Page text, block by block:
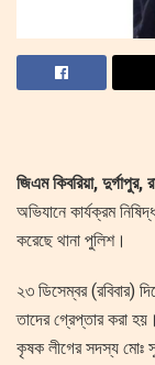
জিএম কিবরিয়া, দুর্গাপুর,
অভিযানে কার্যক্রম
করেছে থানা পুলিশ।
২৩ ডিসেম্বর (রবিবার)
তাদের গ্রেপ্তার করা
কৃষক লীগের সদস্য মোঃ